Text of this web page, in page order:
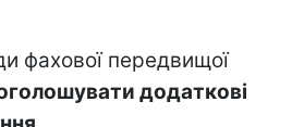
фахової передвищої
додаткові